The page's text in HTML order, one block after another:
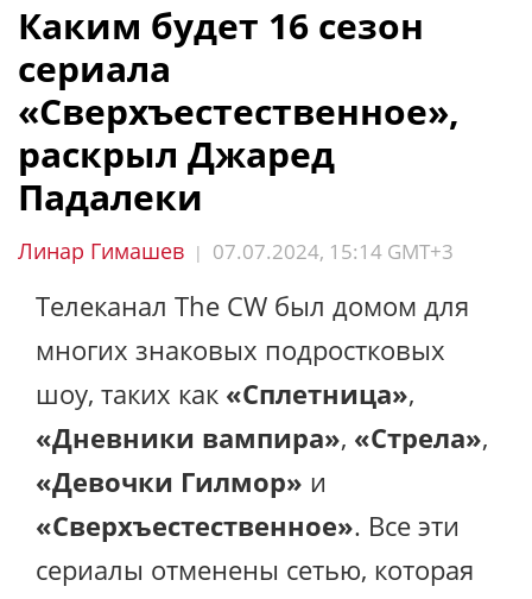
Каким будет 16 сезон
сериала
«Сверхъестественное»,
раскрыл Джаред
Падалеки
Линар Гимашев | 07.07.2024, 15:14 GMT+3
Телеканал The CW был домом для
многих знаковых подростковых
шоу, таких как «Сплетница»,
«Дневники вампира», «Стрела»,
«Девочки Гилмор» и
«Сверхъестественное». Все эти
сериалы отменены сетью, которая